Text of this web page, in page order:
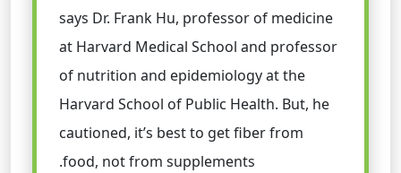
says Dr. Frank Hu, professor of medicine
at Harvard Medical School and professor
of nutrition and epidemiology at the
Harvard School of Public Health. But, he
cautioned, it’s best to get fiber from
food, not from supplements.